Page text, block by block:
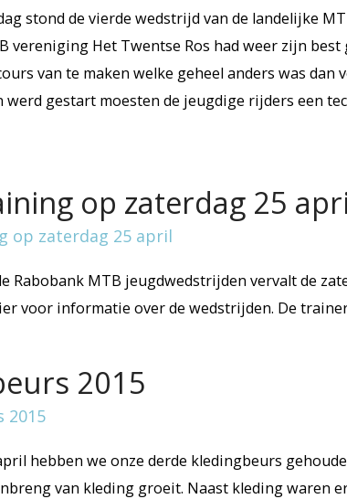
stond de vierde wedstrijd van de landelijke
vereniging Het Twentse Ros had weer zijn best
van te maken welke geheel anders was dan
gestart moesten de jeugdige rijders een
op zaterdag 25
Rabobank MTB jeugdwedstrijden vervalt de
voor informatie over de wedstrijden. De
2015
hebben we onze derde kledingbeurs
van kleding groeit. Naast kleding waren